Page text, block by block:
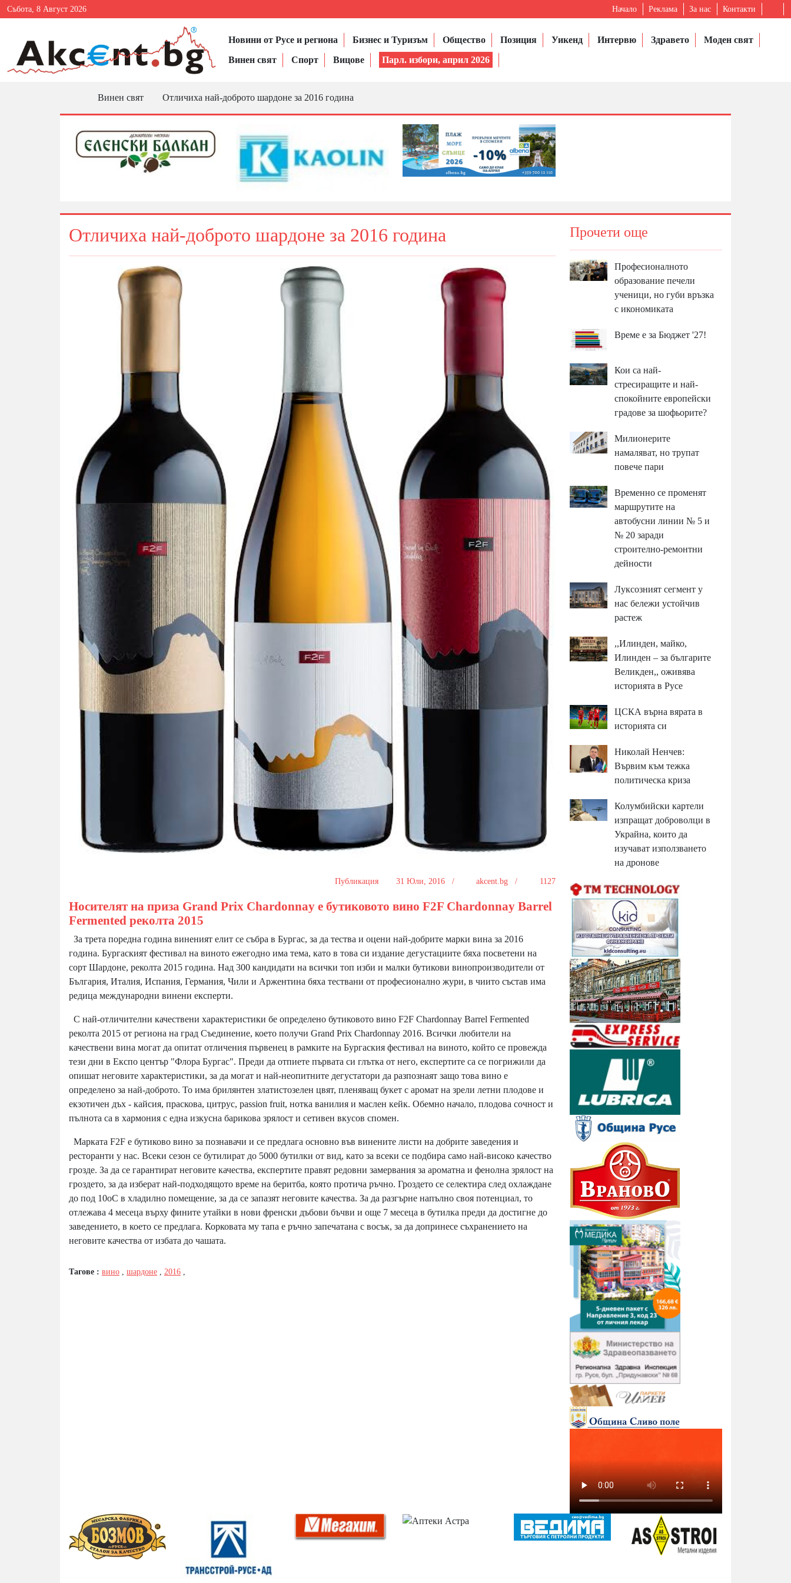
Събота, 8 Август 2026 Начало Реклама За нас Контакти
Новини от Русе и региона Бизнес и Туризъм Общество Позиция Уикенд Интервю Здравето
Моден свят
Винен свят
Спорт Вицове Парл. избори, април 2026
Винен свят Отличиха най-доброто шардоне за 2016 година
Отличиха най-доброто шардоне за 2016 година
Публикация 31 Юли, 2016 / akcent.bg / 1127
Носителят на приза Grand Prix Chardonnay е бутиковото вино F2F Chardonnay Barrel
Fermented реколта 2015
За трета поредна година виненият елит се събра в Бургас, за да тества и оцени най-добрите марки вина за 2016
година. Бургаският фестивал на виното ежегодно има тема, като в това си издание дегустациите бяха посветени на
сорт Шардоне, реколта 2015 година. Над 300 кандидати на всички топ изби и малки бутикови винопроизводители от
България, Италия, Испания, Германия, Чили и Аржентина бяха тествани от професионално жури, в чиито състав има
редица международни винени експерти.
С най-отличителни качествени характеристики бе определено бутиковото вино F2F Chardonnay Barrel Fermented
реколта 2015 от региона на град Съединение, което получи Grand Prix Chardonnay 2016. Всички любители на
качествени вина могат да опитат отличения първенец в рамките на Бургаския фестивал на виното, който се провежда
тези дни в Експо център "Флора Бургас". Преди да отпиете първата си глътка от него, експертите са се погрижили да
опишат неговите характеристики, за да могат и най-неопитните дегустатори да разпознаят защо това вино е
определено за най-доброто. То има брилянтен златистозелен цвят, пленяващ букет с аромат на зрели летни плодове и
екзотичен дъх - кайсия, праскова, цитрус, passion fruit, нотка ванилия и маслен кейк. Обемно начало, плодова сочност и
пълнота са в хармония с една изкусна барикова зрялост и сетивен вкусов спомен.
Марката F2F е бутиково вино за познавачи и се предлага основно във винените листи на добрите заведения и
ресторанти у нас. Всеки сезон се бутилират до 5000 бутилки от вид, като за всеки се подбира само най-високо качество
грозде. За да се гарантират неговите качества, експертите правят редовни замервания за ароматна и фенолна зрялост на
гроздето, за да изберат най-подходящото време на беритба, която протича ръчно. Гроздето се селектира след охлаждане
до под 10оС в хладилно помещение, за да се запазят неговите качества. За да разгърне напълно своя потенциал, то
отлежава 4 месеца върху фините утайки в нови френски дъбови бъчви и още 7 месеца в бутилка преди да достигне до
заведението, в което се предлага. Корковата му тапа е ръчно запечатана с восък, за да допринесе съхранението на
неговите качества от избата до чашата.
Тагове : вино шардоне 2016
Прочети още
Професионалното
образование печели
ученици, но губи връзка
с икономиката
Време е за Бюджет '27!
Кои са най-
стресиращите и най-
спокойните европейски
градове за шофьорите?
Милионерите
намаляват, но трупат
повече пари
Временно се променят
маршрутите на
автобусни линии № 5 и
№ 20 заради
строително-ремонтни
дейности
Луксозният сегмент у
нас бележи устойчив
растеж
,,Илинден, майко,
Илинден – за българите
Великден,, оживява
историята в Русе
ЦСКА върна вярата в
историята си
Николай Ненчев:
Вървим към тежка
политическа криза
Колумбийски картели
изпращат доброволци в
Украйна, които да
изучават използването
на дронове